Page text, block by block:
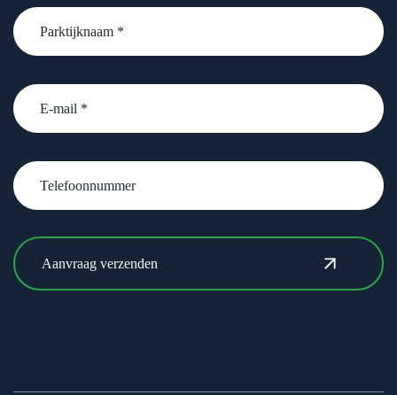
Parktijknaam
*
email
Telefoonnummer